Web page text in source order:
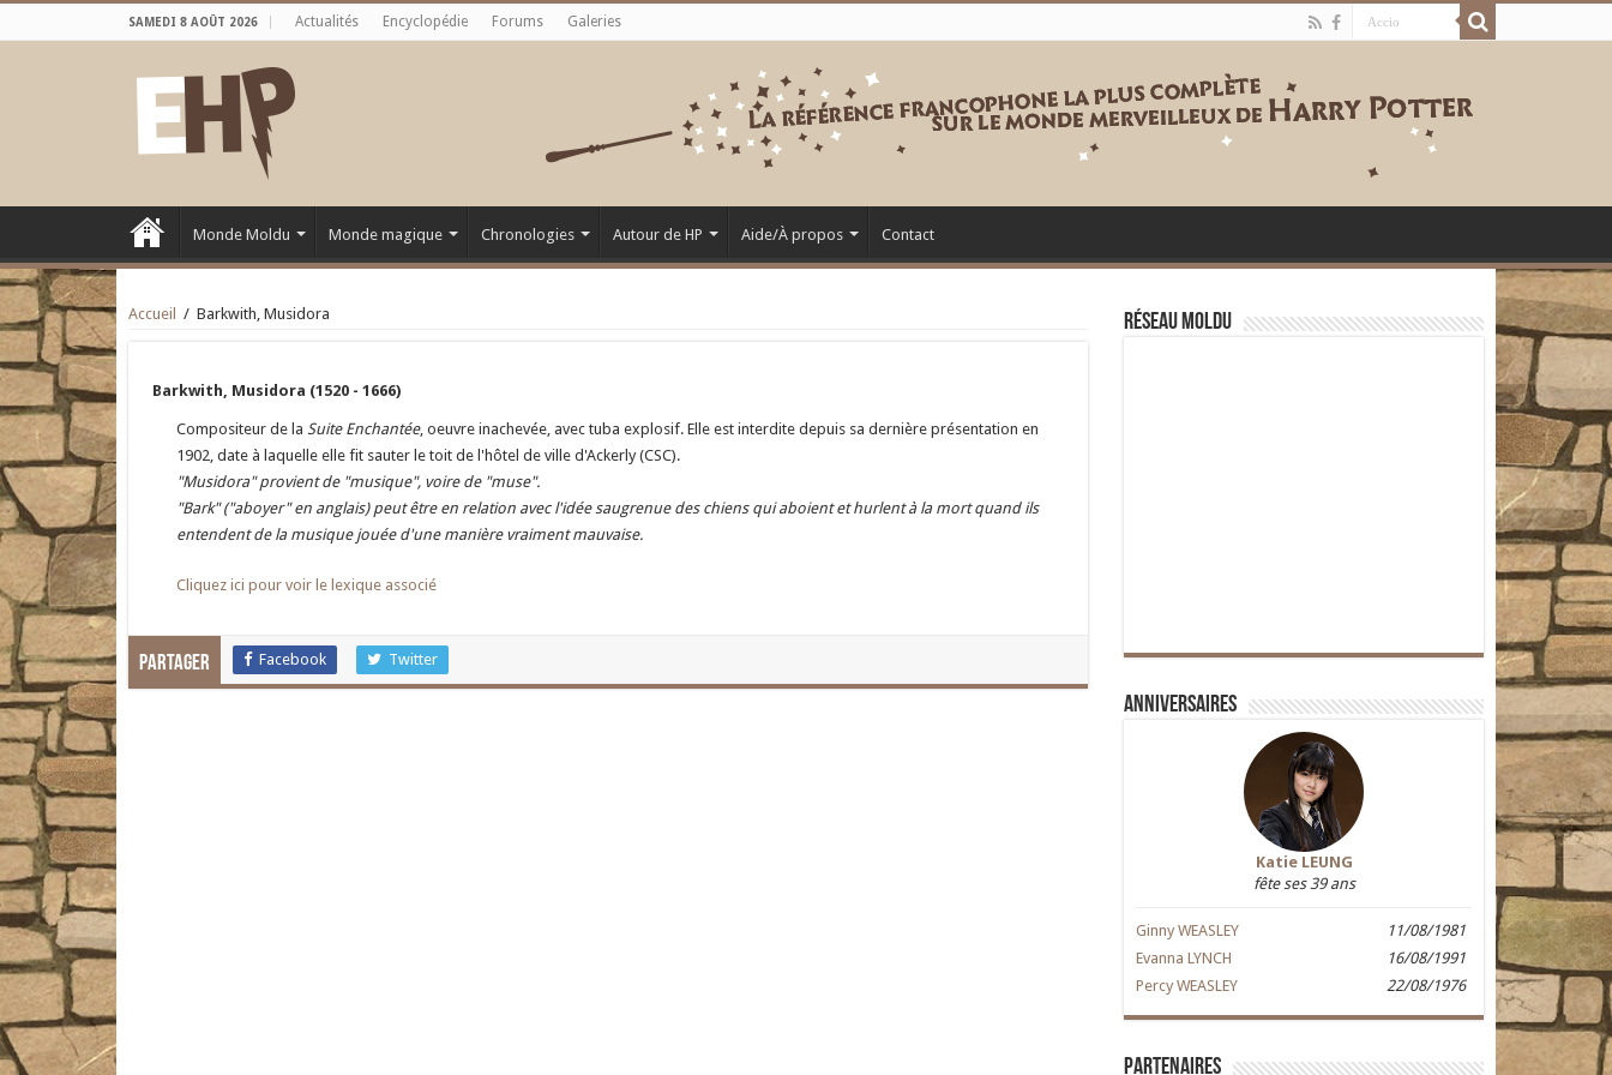
SAMEDI 8 AOÛT 2026 Actualités Encyclopédie Forums Galeries
Monde Moldu Monde magique Chronologies Autour de HP Aide/À propos Contact
Accueil / Barkwith, Musidora
Barkwith, Musidora (1520 - 1666)
Compositeur de la Suite Enchantée, oeuvre inachevée, avec tuba explosif. Elle est interdite depuis sa dernière présentation en
1902, date à laquelle elle fit sauter le toit de l'hôtel de ville d'Ackerly (CSC).
"Musidora" provient de "musique", voire de "muse".
"Bark" ("aboyer" en anglais) peut être en relation avec l'idée saugrenue des chiens qui aboient et hurlent à la mort quand ils
entendent de la musique jouée d'une manière vraiment mauvaise.
Cliquez ici pour voir le lexique associé
Partager Facebook Twitter
Réseau moldu
Anniversaires
Katie LEUNG
fête ses 39 ans
Ginny WEASLEY
11/08/1981
Evanna LYNCH
16/08/1991
Percy WEASLEY
22/08/1976
Partenaires